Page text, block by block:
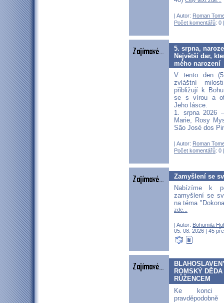
| Autor: Roman
Počet komentářů: 0
5. srpna,
Největší dar,
mého narození
V tento den
zvláštní
přibližují k
se s vírou a
Jeho lásce.
1. srpna 2026
Marie, Rosy
São José dos
| Autor: Roman
Počet komentářů: 0
Zamyšlení se
Nabízíme k
zamyšlení se
na téma
zde...
| Autor: Bohumila
05. 08. 2026 | 45
ROMSKÝ
RŮŽENCEM
Ke konci